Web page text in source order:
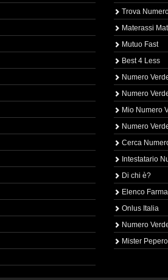
Trova
Materassi
Mutuo Fast
Best 4 Less
Numero
Numero
Mio Numero
Numero
Cerca
Intestatario
Di chi è?
Elenco
Onlus Italia
Numero
Mister